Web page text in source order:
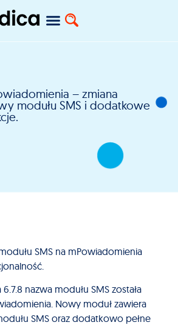
– zmiana
modułu SMS i dodatkowe
SMS na mPowiadomienia
nazwa modułu SMS została
Nowy moduł zawiera
SMS oraz dodatkowo pełne